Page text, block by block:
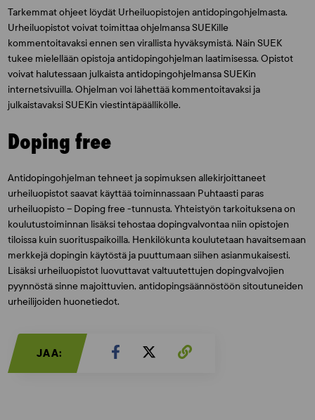
Tarkemmat ohjeet löydät Urheiluopistojen antidopingohjelmasta.
Urheiluopistot voivat toimittaa ohjelmansa SUEKille
kommentoitavaksi ennen sen virallista hyväksymistä. Näin SUEK
tukee mielellään opistoja antidopingohjelman laatimisessa. Opistot
voivat halutessaan julkaista antidopingohjelmansa SUEKin
internetsivuilla. Ohjelman voi lähettää kommentoitavaksi ja
julkaistavaksi SUEKin viestintäpäällikölle.
Doping free
Antidopingohjelman tehneet ja sopimuksen allekirjoittaneet
urheiluopistot saavat käyttää toiminnassaan Puhtaasti paras
urheiluopisto – Doping free -tunnusta. Yhteistyön tarkoituksena on
koulutustoiminnan lisäksi tehostaa dopingvalvontaa niin opistojen
tiloissa kuin suorituspaikoilla. Henkilökunta koulutetaan havaitsemaan
merkkejä dopingin käytöstä ja puuttumaan siihen asianmukaisesti.
Lisäksi urheiluopistot luovuttavat valtuutettujen dopingvalvojien
pyynnöstä sinne majoittuvien, antidopingsäännöstöön sitoutuneiden
urheilijoiden huonetiedot.
JAA: